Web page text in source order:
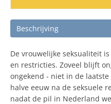
Beschrijving
De vrouwelijke seksualiteit
en restricties. Zoveel blijft
ongekend - niet in de
halve eeuw na de seksuele
nadat de pil in Nederland